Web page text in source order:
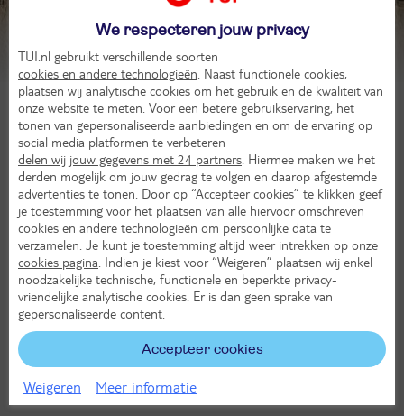
Koutouloufari
Laat je inspireren
We respecteren jouw privacy
TUI.nl gebruikt verschillende soorten
cookies en andere technologieën . Naast functionele cookies,
plaatsen wij analytische cookies om het gebruik en de kwaliteit van
onze website te meten. Voor een betere gebruikservaring, het
tonen van gepersonaliseerde aanbiedingen en om de ervaring op
social media platformen te verbeteren
delen wij jouw gegevens met 24 partners . Hiermee maken we het
derden mogelijk om jouw gedrag te volgen en daarop afgestemde
advertenties te tonen. Door op “Accepteer cookies” te klikken geef
je toestemming voor het plaatsen van alle hiervoor omschreven
cookies en andere technologieën om persoonlijke data te
verzamelen. Je kunt je toestemming altijd weer intrekken op onze
cookies pagina . Indien je kiest voor “Weigeren” plaatsen wij enkel
noodzakelijke technische, functionele en beperkte privacy-
vriendelijke analytische cookies. Er is dan geen sprake van
gepersonaliseerde content.
Accepteer cookies
Weigeren Meer informatie